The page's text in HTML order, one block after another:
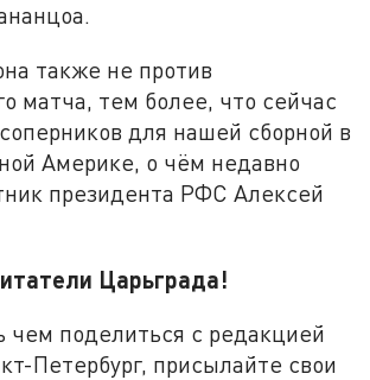
также не против
матча, тем более, что сейчас
для нашей сборной в
Америке, о чём недавно
президента РФС Алексей
Царьграда!
чем поделиться с редакцией
Петербург, присылайте свои